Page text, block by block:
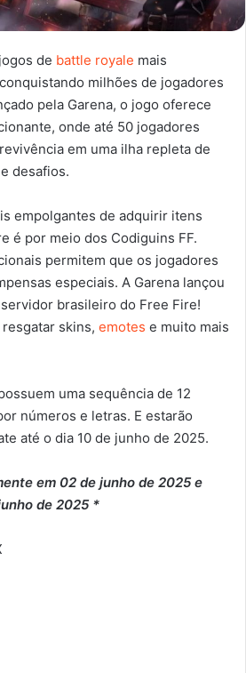
de battle royale mais
milhões de jogadores
pela Garena, o jogo oferece
onde até 50 jogadores
em uma ilha repleta de
desafios.
empolgantes de adquirir itens
é por meio dos Codiguins FF.
permitem que os jogadores
especiais. A Garena lançou
brasileiro do Free Fire!
skins, emotes e muito mais
uma sequência de 12
números e letras. E estarão
até o dia 10 de junho de 2025.
em 02 de junho de 2025 e
de 2025 *